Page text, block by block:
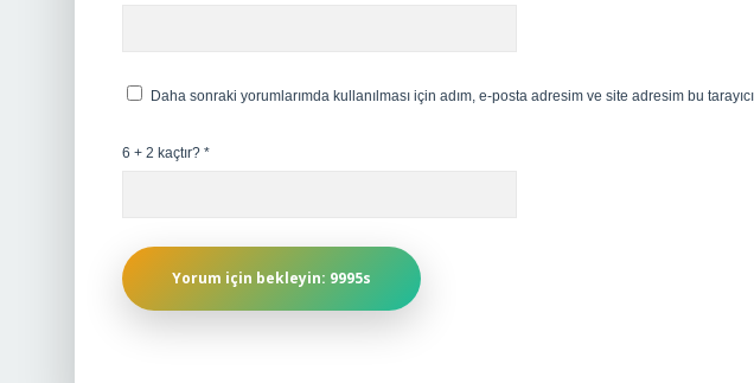
Daha sonraki yorumlarımda kullanılması için adım, e-posta adresim ve site adresim bu
6 + 2 kaçtır? *